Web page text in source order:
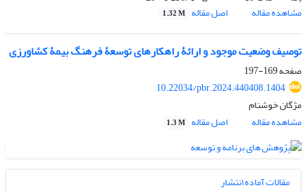
مشاهده مقاله
اصل مقاله 1.32 M
توصیف وضعیت موجود و ارائۀ راهکارهای توسعۀ فرهنگ بیمۀ کشاورزی
صفحه169-197
10.22034/pbr.2024.440408.1404
مژگان خوشنام
مشاهده مقاله
اصل مقاله 1.3 M
مقالات آماده انتشار